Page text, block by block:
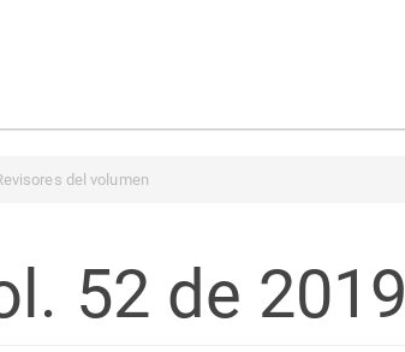
del volumen
52 de 2019